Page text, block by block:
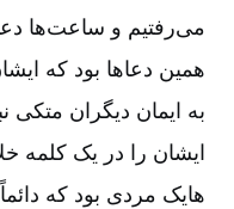
می‌‌رفتیم و ساعت‌‌ها
همین دعاها بود که
به ایمان دیگران
ایشان را در یک کلمه
هایک مردی بود که